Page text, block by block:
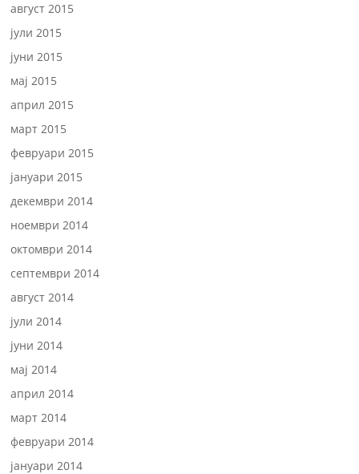
август 2015
јули 2015
јуни 2015
мај 2015
април 2015
март 2015
февруари 2015
јануари 2015
декември 2014
ноември 2014
октомври 2014
септември 2014
август 2014
јули 2014
јуни 2014
мај 2014
април 2014
март 2014
февруари 2014
јануари 2014